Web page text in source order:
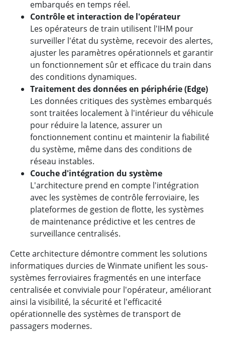
embarqués en temps réel.
Contrôle et interaction de l'opérateur
Les opérateurs de train utilisent l'IHM pour
surveiller l'état du système, recevoir des alertes,
ajuster les paramètres opérationnels et garantir
un fonctionnement sûr et efficace du train dans
des conditions dynamiques.
Traitement des données en périphérie (Edge)
Les données critiques des systèmes embarqués
sont traitées localement à l'intérieur du véhicule
pour réduire la latence, assurer un
fonctionnement continu et maintenir la fiabilité
du système, même dans des conditions de
réseau instables.
Couche d'intégration du système
L'architecture prend en compte l'intégration
avec les systèmes de contrôle ferroviaire, les
plateformes de gestion de flotte, les systèmes
de maintenance prédictive et les centres de
surveillance centralisés.
Cette architecture démontre comment les solutions
informatiques durcies de Winmate unifient les sous-
systèmes ferroviaires fragmentés en une interface
centralisée et conviviale pour l'opérateur, améliorant
ainsi la visibilité, la sécurité et l'efficacité
opérationnelle des systèmes de transport de
passagers modernes.